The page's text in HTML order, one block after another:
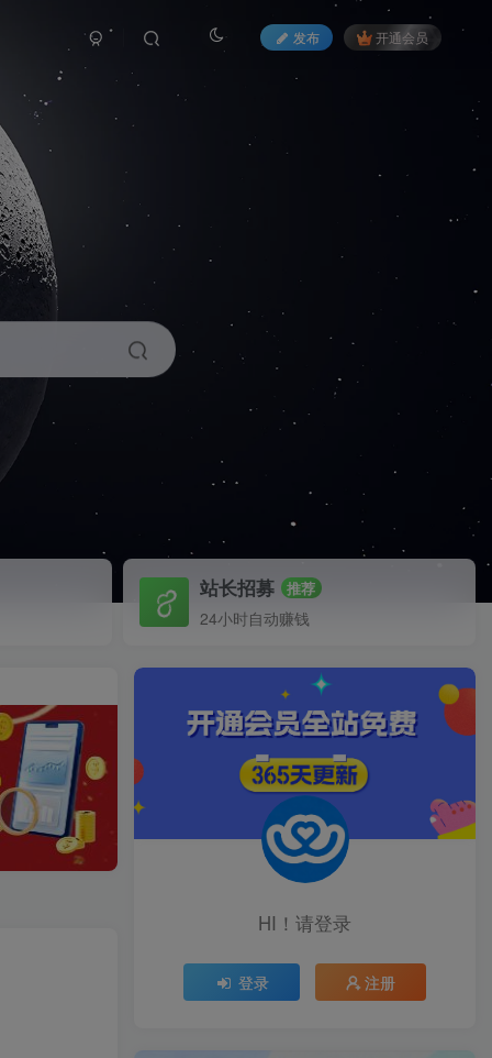
发布 开通会员
站长招募 推荐
24小时自动赚钱
HI！请登录
登录 注册